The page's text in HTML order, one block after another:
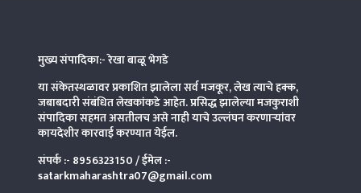
मुख्य संपादिका:- रेखा बाळू भेगडे
या संकेतस्थळावर प्रकाशित झालेला सर्व मजकूर, लेख त्याचे हक्क,
जबाबदारी संबंधित लेखकांकडे आहेत. प्रसिद्ध झालेल्या मजकुराशी
संपादिकासहमत असतीलच असे नाही याचे उल्लंघन करणाऱ्यांवर
कायदेशीर कारवाई करण्यात येईल.
संपर्क :- 8956323150/ ईमेल :-
satarkmaharashtra07@gmail.com